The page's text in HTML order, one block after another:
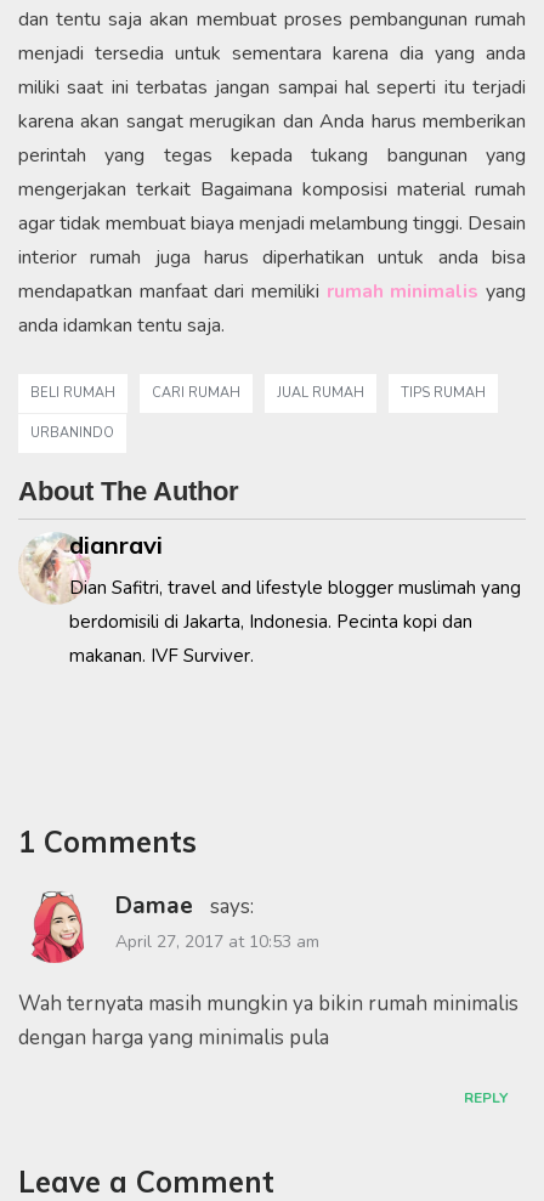
dan tentu saja akan membuat proses pembangunan rumah
menjadi tersedia untuk sementara karena dia yang anda
miliki saat ini terbatas jangan sampai hal seperti itu terjadi
karena akan sangat merugikan dan Anda harus memberikan
perintah yang tegas kepada tukang bangunan yang
mengerjakan terkait Bagaimana komposisi material rumah
agar tidak membuat biaya menjadi melambung tinggi. Desain
interior rumah juga harus diperhatikan untuk anda bisa
mendapatkan manfaat dari memiliki rumah minimalis yang
anda idamkan tentu saja.
BELI RUMAH CARI RUMAH JUAL RUMAH TIPS RUMAH
URBANINDO
About The Author
dianravi
Dian Safitri, travel and lifestyle blogger muslimah yang
berdomisili di Jakarta, Indonesia. Pecinta kopi dan
makanan. IVF Surviver.
1 Comments
Damae says:
April 27, 2017 at 10:53 am
Wah ternyata masih mungkin ya bikin rumah minimalis
dengan harga yang minimalis pula
REPLY
Leave a Comment